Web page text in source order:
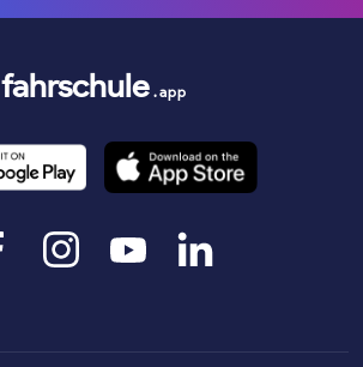
fahrschule .app